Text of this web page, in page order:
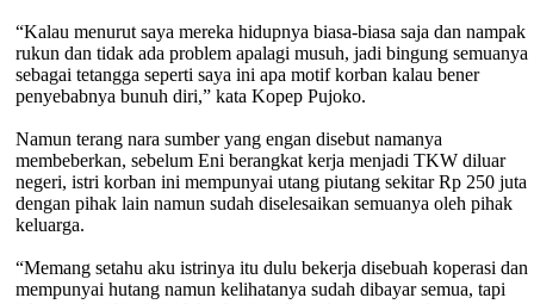
“Kalau menurut saya mereka hidupnya biasa-biasa saja dan nampak
rukun dan tidak ada problem apalagi musuh, jadi bingung semuanya
sebagai tetangga seperti saya ini apa motif korban kalau bener
penyebabnya bunuh diri,” kata Kopep Pujoko.
Namun terang nara sumber yang engan disebut namanya
membeberkan, sebelum Eni berangkat kerja menjadi TKW diluar
negeri, istri korban ini mempunyai utang piutang sekitar Rp 250 juta
dengan pihak lain namun sudah diselesaikan semuanya oleh pihak
keluarga.
“Memang setahu aku istrinya itu dulu bekerja disebuah koperasi dan
mempunyai hutang namun kelihatanya sudah dibayar semua, tapi